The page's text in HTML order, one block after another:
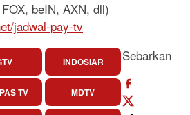
beIN, AXN, dll)
jadwal-pay-tv
INDOSIAR
TV MDTV
Sebarkan